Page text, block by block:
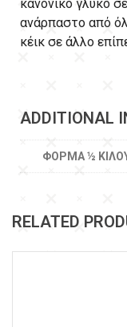
κανονικό γλυκό
ανάρπαστο από
κέικ σε άλλο
ADDITIONAL
ΦΌΡΜΑ ½
RELATED